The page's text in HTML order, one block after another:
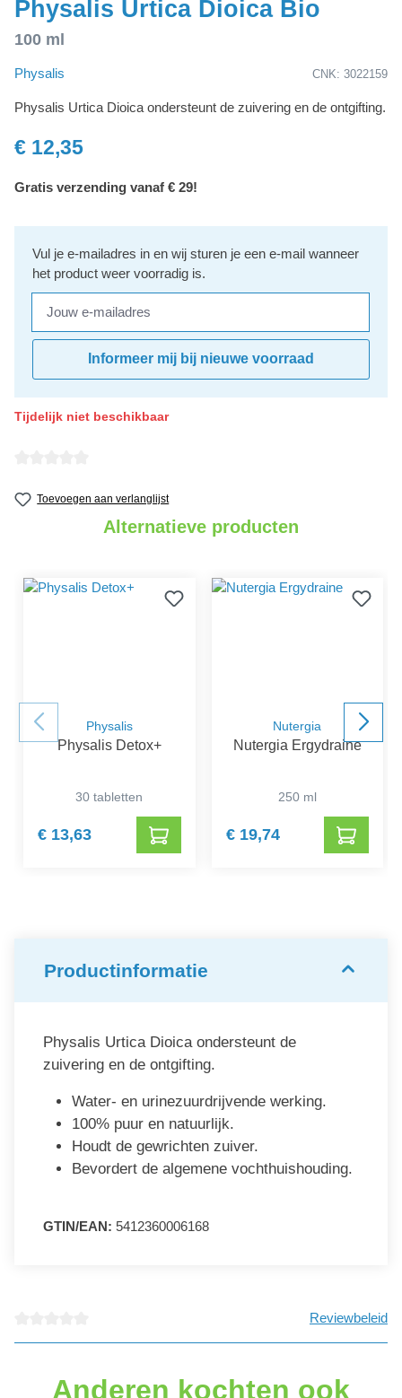
Physalis Urtica Dioica Bio
100 ml
Physalis CNK: 3022159
Physalis Urtica Dioica ondersteunt de zuivering en de ontgifting.
€ 12,35
Gratis verzending vanaf € 29!
Vul je e-mailadres in en wij sturen je een e-mail wanneer
het product weer voorradig is.
Informeer mij bij nieuwe voorraad
Tijdelijk niet beschikbaar
Toevoegen aan verlanglijst
Alternatieve producten
Physalis
Physalis Detox+
30 tabletten
€ 13,63
Nutergia
Nutergia Ergydraine
250 ml
€ 19,74
Productinformatie
Physalis Urtica Dioica ondersteunt de
zuivering en de ontgifting.
Water- en urinezuurdrijvende werking.
100% puur en natuurlijk.
Houdt de gewrichten zuiver.
Bevordert de algemene vochthuishouding.
GTIN/EAN: 5412360006168
Reviewbeleid
Anderen kochten ook